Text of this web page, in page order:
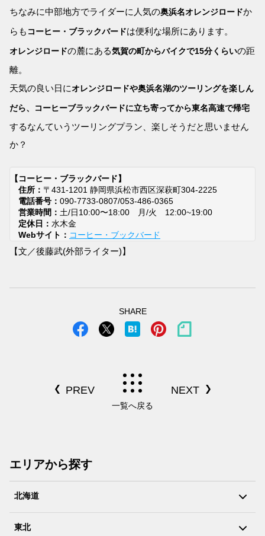
ちなみに中部地方でライダーに人気の奥浜名オレンジロードか
らも コーヒー・ブラックバードは便利な場所にあります。
オレンジロードの麓にある気賀の町からバイクで15分くらいの距
離。
天気の良い日にオレンジロードや奥浜名湖のツーリングを楽しん
だら、コーヒーブラックバードに立ち寄ってから東名高速で帰宅
するなんていうツーリングプラン、楽しそうだと思いません
か？
【コーヒー・ブラックバード】
住所： 〒431-1201 静岡県浜松市西区深萩町304-2225
電話番号： 090-7733-0807/053-486-0365
営業時間： 土/日10:00〜18:00 月/火 12:00~19:00
定休日： 水木金
Webサイト： コーヒー・ブックバード
【文／後藤武(外部ライター)】
SHARE
一覧へ戻る
エリアから探す
北海道
東北